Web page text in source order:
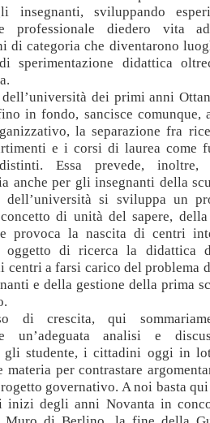
insegnanti, sviluppando
professionale diedero vita
di categoria che diventarono
sperimentazione didattica
dei primi anni
in fondo, sancisce comunque,
la separazione fra
e i corsi di laurea come
Essa prevede, inoltre,
anche per gli insegnanti della
dell’università si sviluppa un
di unità del sapere,
provoca la nascita di centri
oggetto di ricerca la didattica
centri a farsi carico del problema
e della gestione della prima
di crescita, qui
un’adeguata analisi e
gli studente, i cittadini oggi in
materia per contrastare
governativo. A noi basta
inizi degli anni Novanta in